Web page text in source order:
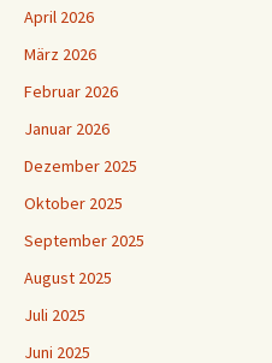
April 2026
März 2026
Februar 2026
Januar 2026
Dezember 2025
Oktober 2025
September 2025
August 2025
Juli 2025
Juni 2025